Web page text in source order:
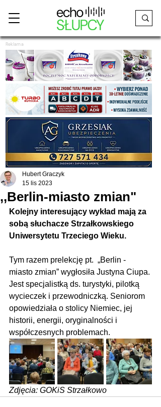
Reklama
,,Berlin-miasto zmian"
Hubert Graczyk
15 lis 2023
Kolejny interesujący wykład mają za
sobą słuchacze Strzałkowskiego
Uniwersytetu Trzeciego Wieku.
Tym razem prelekcję pt.  „Berlin -
miasto zmian” wygłosiła Justyna Ciupa.
Jest specjalistką ds. turystyki, pilotką
wycieczek i przewodniczką. Seniorom
opowiedziała o stolicy Niemiec, jej
historii, energii, oryginalności i
współczesnych problemach.
Zdjęcia: GOKiS Strzałkowo